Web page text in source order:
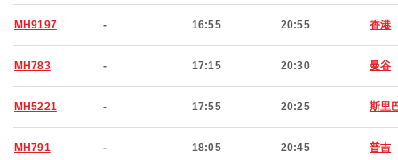
MH9197 - 16:55 20:55 香港
MH783 - 17:15 20:30 曼谷
MH5221 - 17:55 20:25 斯里
MH791 - 18:05 20:45 普吉